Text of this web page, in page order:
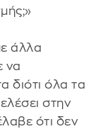
άλλα
να
διότι όλα τα
στην
ότι δεν